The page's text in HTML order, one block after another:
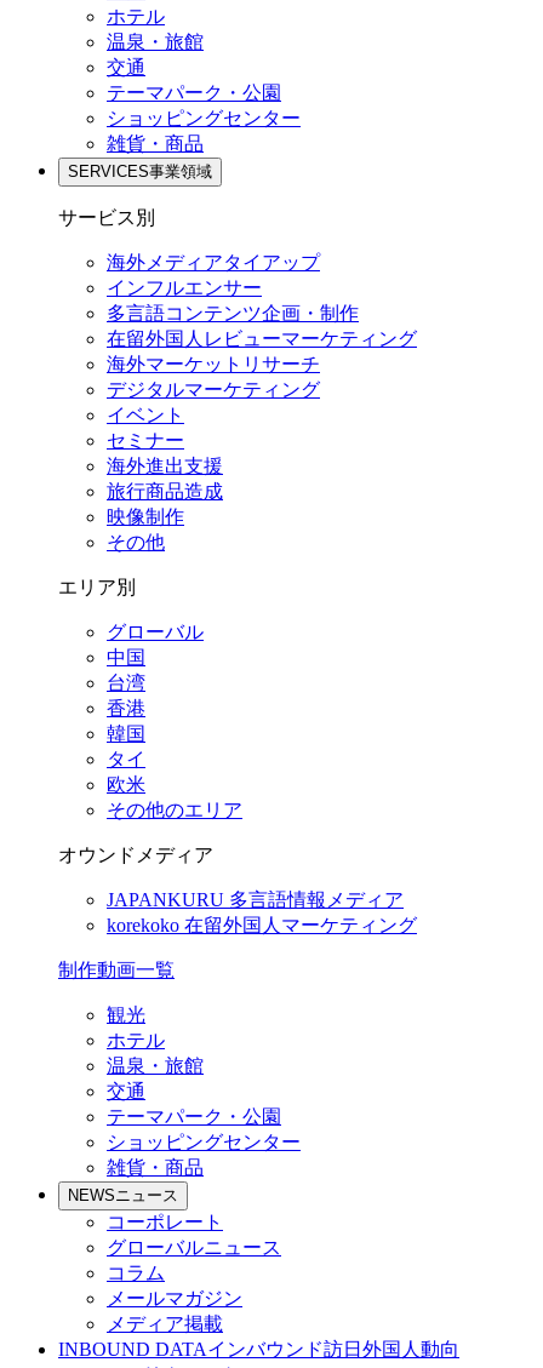
ホテル
温泉・旅館
交通
テーマパーク・公園
ショッピングセンター
雑貨・商品
SERVICES事業領域
サービス別
海外メディアタイアップ
インフルエンサー
多言語コンテンツ企画・制作
在留外国⼈レビューマーケティング
海外マーケットリサーチ
デジタルマーケティング
イベント
セミナー
海外進出支援
旅行商品造成
映像制作
その他
エリア別
グローバル
中国
台湾
香港
韓国
タイ
欧米
その他のエリア
オウンドメディア
JAPANKURU 多言語情報メディア
korekoko 在留外国人マーケティング
制作動画一覧
観光
ホテル
温泉・旅館
交通
テーマパーク・公園
ショッピングセンター
雑貨・商品
NEWSニュース
コーポレート
グローバルニュース
コラム
メールマガジン
メディア掲載
INBOUND DATAインバウンド訪日外国人動向